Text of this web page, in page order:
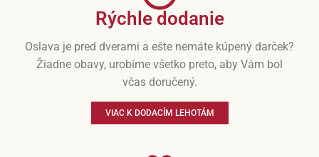
Rýchle dodanie
Oslava je pred dverami a ešte nemáte kúpený darček?
Žiadne obavy, urobíme všetko preto, aby Vám bol
včas doručený.
VIAC K DODACÍM LEHOTÁM